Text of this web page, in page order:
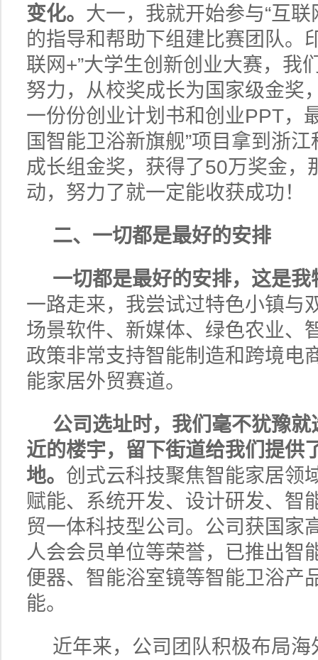
变化。 大一，我就开始参与“互
的指导和帮助下组建比赛团队。
联网+”大学生创新创业大赛，我
努力，从校奖成长为国家级金奖
一份份创业计划书和创业PPT
国智能卫浴新旗舰”项目拿到浙
成长组金奖，获得了50万奖金，
动，努力了就一定能收获成功！
二、一切都是最好的安排
一切都是最好的安排，这是
一路走来，我尝试过特色小镇与
场景软件、新媒体、绿色农业、
政策非常支持智能制造和跨境电
能家居外贸赛道。
公司选址时，我们毫不犹豫
近的楼宇， 留下街道给我们提供
地。 创式云科技聚焦智能家居领
赋能、系统开发、设计研发、智
贸一体科技型公司。公司获国家
人会会员单位等荣誉，已推出智
便器、智能浴室镜等智能卫浴产
能。
近年来，公司团队积极布局